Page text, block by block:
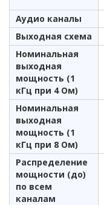
Аудио каналы
Выходная схема
Номинальная
выходная
мощность (1
кГц при 4 Ом)
Номинальная
выходная
мощность (1
кГц при 8 Ом)
Распределение
мощности (до)
по всем
каналам